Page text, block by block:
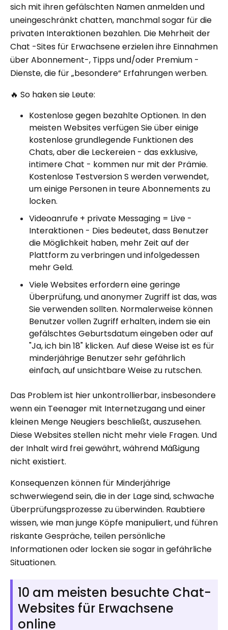
sich mit ihren gefälschten Namen anmelden und
uneingeschränkt chatten, manchmal sogar für die
privaten Interaktionen bezahlen. Die Mehrheit der
Chat -Sites für Erwachsene erzielen ihre Einnahmen
über Abonnement-, Tipps und/oder Premium -
Dienste, die für „besondere“ Erfahrungen werben.
🔥 So haken sie Leute:
Kostenlose gegen bezahlte Optionen. In den
meisten Websites verfügen Sie über einige
kostenlose grundlegende Funktionen des
Chats, aber die Leckereien - das exklusive,
intimere Chat - kommen nur mit der Prämie.
Kostenlose Testversion S werden verwendet,
um einige Personen in teure Abonnements zu
locken.
Videoanrufe + private Messaging = Live -
Interaktionen - Dies bedeutet, dass Benutzer
die Möglichkeit haben, mehr Zeit auf der
Plattform zu verbringen und infolgedessen
mehr Geld.
Viele Websites erfordern eine geringe
Überprüfung, und anonymer Zugriff ist das, was
Sie verwenden sollten. Normalerweise können
Benutzer vollen Zugriff erhalten, indem sie ein
gefälschtes Geburtsdatum eingeben oder auf
"Ja, ich bin 18" klicken. Auf diese Weise ist es für
minderjährige Benutzer sehr gefährlich
einfach, auf unsichtbare Weise zu rutschen.
Das Problem ist hier unkontrollierbar, insbesondere
wenn ein Teenager mit Internetzugang und einer
kleinen Menge Neugiers beschließt, auszusehen.
Diese Websites stellen nicht mehr viele Fragen. Und
der Inhalt wird frei gewährt, während Mäßigung
nicht existiert.
Konsequenzen können für Minderjährige
schwerwiegend sein, die in der Lage sind, schwache
Überprüfungsprozesse zu überwinden. Raubtiere
wissen, wie man junge Köpfe manipuliert, und führen
riskante Gespräche, teilen persönliche
Informationen oder locken sie sogar in gefährliche
Situationen.
10 am meisten besuchte Chat-
Websites für Erwachsene
online